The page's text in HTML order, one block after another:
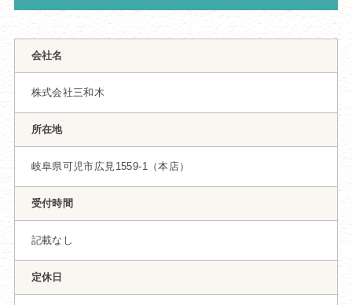
会社名
株式会社三和木
所在地
岐阜県可児市広見1559-1（本店）
受付時間
記載なし
定休日